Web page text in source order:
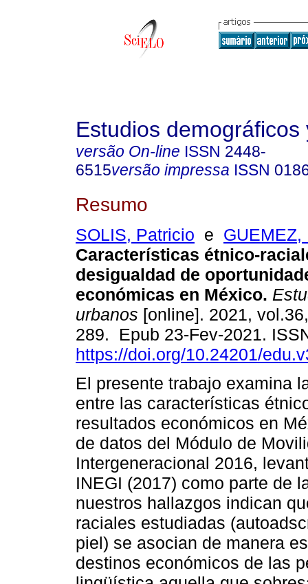
Estudios demográficos
versão On-line ISSN 2448-
6515versão impressa ISSN
Resumo
SOLIS, Patricio e GUEMEZ,
Características étnico-
desigualdad de
económicas en México.
urbanos [online]. 2021,
289. Epub 23-Fev-2021.
https://doi.org/10.24201/
El presente trabajo examina
entre las características
resultados económicos en
de datos del Módulo de
Intergeneracional 2016,
INEGI (2017) como parte de
nuestros hallazgos indican
raciales estudiadas
piel) se asocian de manera
destinos económicos de las